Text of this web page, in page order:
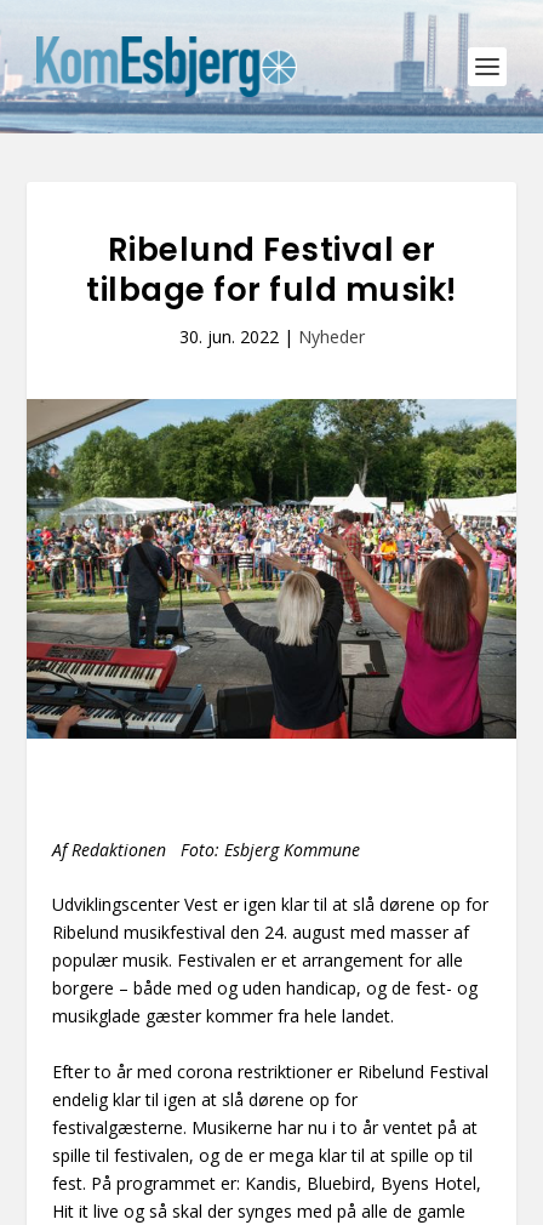
Ribelund Festival er
tilbage for fuld musik!
30. jun. 2022| Nyheder
Af Redaktionen Foto: Esbjerg Kommune
Udviklingscenter Vest er igen klar til at slå dørene op for
Ribelund musikfestival den 24. august med masser af
populær musik. Festivalen er et arrangement for alle
borgere – både med og uden handicap, og de fest- og
musikglade gæster kommer fra hele landet.
Efter to år med corona restriktioner er Ribelund Festival
endelig klar til igen at slå dørene op for
festivalgæsterne. Musikerne har nu i to år ventet på at
spille til festivalen, og de er mega klar til at spille op til
fest. På programmet er: Kandis, Bluebird, Byens Hotel,
Hit it live og så skal der synges med på alle de gamle